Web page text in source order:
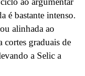
é bastante intenso.
alinhada ao
cortes graduais de
a Selic a